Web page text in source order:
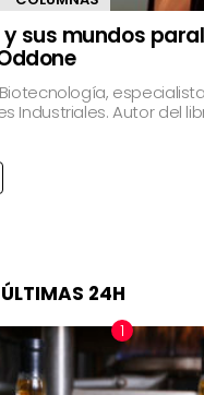
sus mundos
Industriales. Autor del
24H